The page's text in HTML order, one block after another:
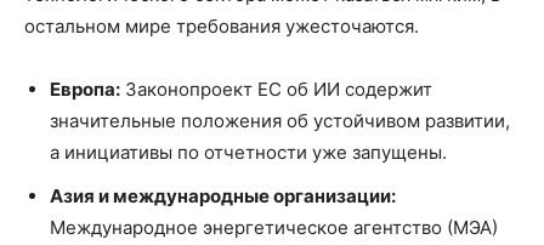
остальном мире требования ужесточаются.
Европа: Законопроект ЕС об ИИ содержит
значительные положения об устойчивом развитии,
а инициативы по отчетности уже запущены.
Азия и международные организации:
Международное энергетическое агентство (МЭА)